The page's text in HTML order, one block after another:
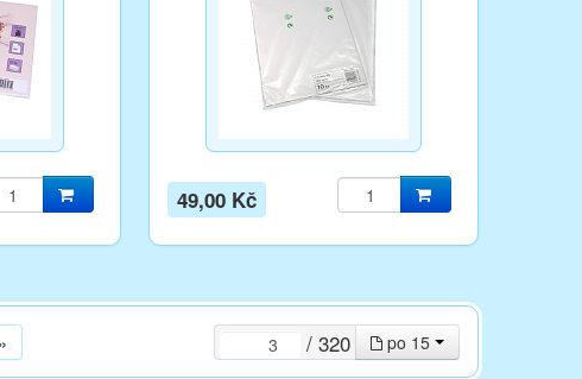
49,00 Kč
po 15
/ 320